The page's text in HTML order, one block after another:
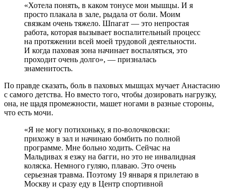
«Хотела понять, в каком тонусе мои мышцы. И я
просто плакала в зале, рыдала от боли. Моим
связкам очень тяжело. Шпагат — это непростая
работа, которая вызывает воспалительный процесс
на протяжении всей моей трудовой деятельности.
И когда паховая зона начинает воспаляться, это
проходит очень долго», — призналась
знаменитость.
По правде сказать, боль в паховых мышцах мучает Анастасию
с самого детства. Но вместо того, чтобы дозировать нагрузку,
она, не щадя промежности, машет ногами в разные стороны,
что есть мочи.
«Я не могу потихоньку, я по-волочковски:
прихожу в зал и начинаю бомбить по полной
программе. Мне больно ходить. Сейчас на
Мальдивах я езжу на багги, но это не инвалидная
коляска. Немного гуляю, плаваю. Это очень
серьезная травма. Поэтому 19 января я прилетаю в
Москву и сразу еду в Центр спортивной